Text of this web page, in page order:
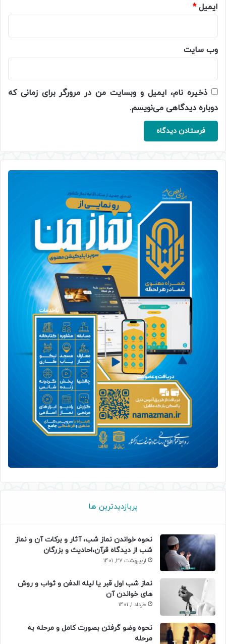
ایمیل*
وب‌ سایت
ذخیره نام، ایمیل و وبسایت من در مرورگر برای زمانی که
دوباره دیدگاهی می‌نویسم.
پربازدیدترین ها
نحوه خواندن نماز شب، آثار و برکات آن و نماز
شب از دیدگاه قرآن،احادیث و بزرگان
اردیبهشت 27, 1401
نماز شب اول قبر یا لیله الدفن و ثواب و روش
های خواندن آن
خرداد 1, 1401
نحوه وضو گرفتن بصورت کامل و مرحله به
مرحله